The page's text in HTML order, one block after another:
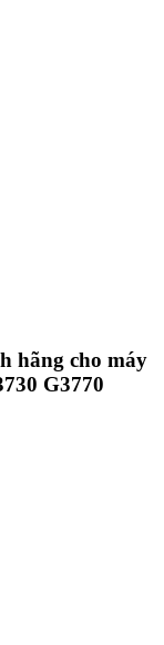
hãng cho máy
G3770